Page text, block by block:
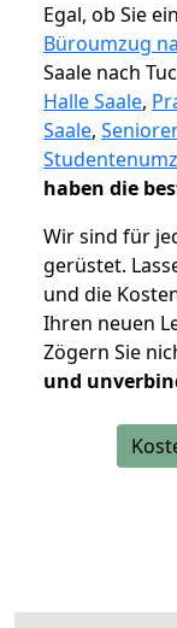
Egal, ob Sie
Büroumzug
Saale nach
Halle Saale,
Saale,
haben die
Wir sind für
gerüstet.
und die
Ihren neuen
Zögern Sie
und